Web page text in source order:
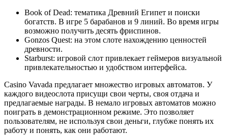
Book of Dead: тематика Древний Египет и поиски
богатств. В игре 5 барабанов и 9 линий. Во время игры
возможно получить десять фриспинов.
Gonzos Quest: на этом слоте нахождению ценностей
древности.
Starburst: игровой слот привлекает геймеров визуальной
привлекательностью и удобством интерфейса.
Casino Vavada предлагает множество игровых автоматов. У
каждого видеослота присущи свои черты, своя отдача и
предлагаемые награды. В немало игровых автоматов можно
поиграть в демонстрационном режиме. Это позволяет
пользователям, не используя свои деньги, глубже понять их
работу и понять, как они работают.